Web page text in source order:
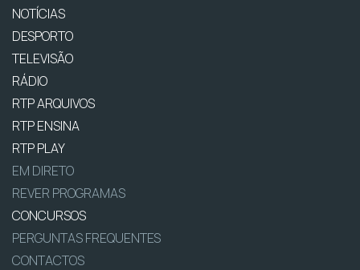
NOTÍCIAS
DESPORTO
TELEVISÃO
RÁDIO
RTP ARQUIVOS
RTP ENSINA
RTP PLAY
EM DIRETO
REVER PROGRAMAS
CONCURSOS
PERGUNTAS FREQUENTES
CONTACTOS